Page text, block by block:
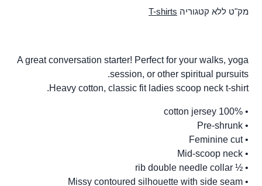
מק"ט ללא קטגוריה T-shirts
A great conversation starter! Perfect for your walks, yoga
session, or other spiritual pursuits.
Heavy cotton, classic fit ladies scoop neck t-shirt.
• 100% cotton jersey
• Pre-shrunk
• Feminine cut
• Mid-scoop neck
• ½ rib double needle collar
• Missy contoured silhouette with side seam